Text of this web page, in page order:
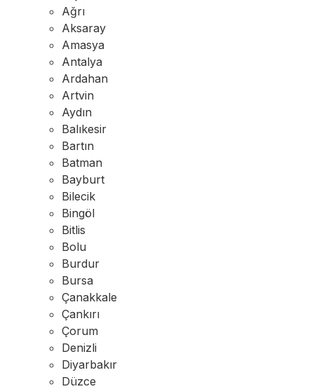
Ağrı
Aksaray
Amasya
Antalya
Ardahan
Artvin
Aydın
Balıkesir
Bartın
Batman
Bayburt
Bilecik
Bingöl
Bitlis
Bolu
Burdur
Bursa
Çanakkale
Çankırı
Çorum
Denizli
Diyarbakır
Düzce